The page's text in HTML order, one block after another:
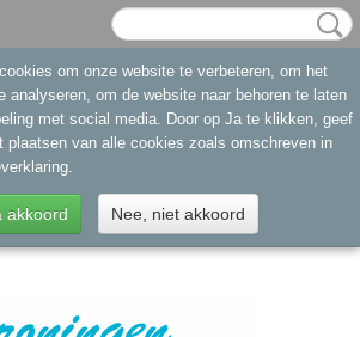
om onze website te verbeteren, om het
analyseren, om de website naar behoren te laten
met social media. Door op Ja te klikken, geef
plaatsen van alle cookies zoals omschreven in
akkoord Nee, niet akkoord